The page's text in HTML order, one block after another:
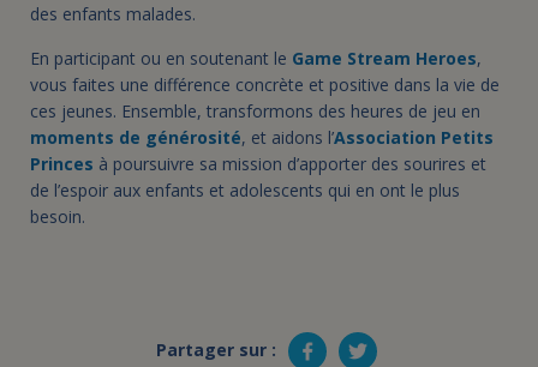
des enfants malades.
En participant ou en soutenant le Game Stream Heroes,
vous faites une différence concrète et positive dans la vie de
ces jeunes. Ensemble, transformons des heures de jeu en
moments de générosité, et aidons l’Association Petits
Princes à poursuivre sa mission d’apporter des sourires et
de l’espoir aux enfants et adolescents qui en ont le plus
besoin.
Partager sur :